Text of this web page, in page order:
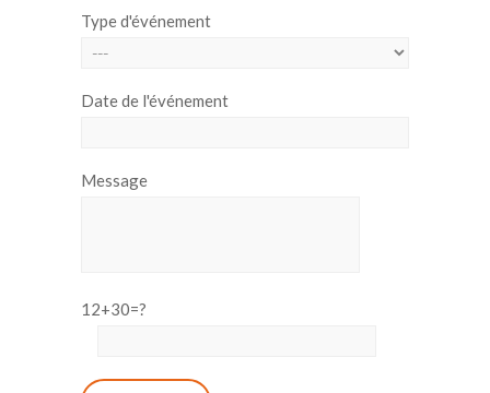
Type d'événement
Date de l'événement
Message
12+30=?